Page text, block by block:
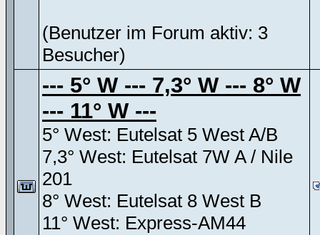
(Benutzer im Forum aktiv: 3
Besucher)
--- 5° W --- 7,3° W --- 8° W
--- 11° W ---
5° West: Eutelsat 5 West A/B
7,3° West: Eutelsat 7W A / Nile
201
8° West: Eutelsat 8 West B
11° West: Express-AM44